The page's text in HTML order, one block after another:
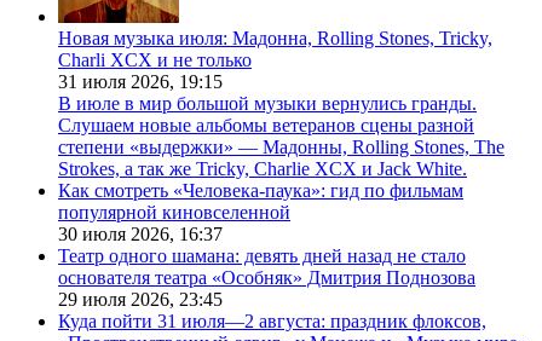
Новая музыка июля: Мадонна, Rolling Stones, Tricky,
Charli XCX и не только
31 июля 2026, 19:15
В июле в мир большой музыки вернулись гранды.
Слушаем новые альбомы ветеранов сцены разной
степени «выдержки» — Мадонны, Rolling Stones, The
Strokes, а так же Tricky, Charlie XCX и Jack White.
Как смотреть «Человека-паука»: гид по фильмам
популярной киновселенной
30 июля 2026, 16:37
Театр одного шамана: девять дней назад не стало
основателя театра «Особняк» Дмитрия Поднозова
29 июля 2026, 23:45
Куда пойти 31 июля—2 августа: праздник флоксов,